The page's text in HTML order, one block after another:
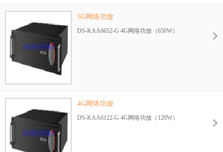
5G网络功放
DS-KAA6652-G 4G网络功放（650W）
4G网络功放
DS-KAA6122-G 4G网络功放（120W）